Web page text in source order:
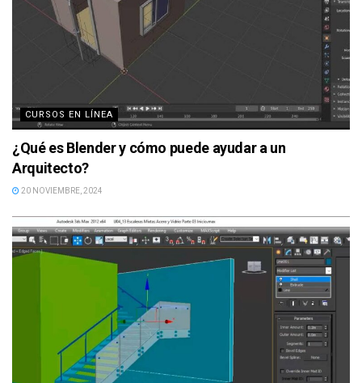
CURSOS EN LÍNEA
¿Qué es Blender y cómo puede ayudar a un
Arquitecto?
20 NOVIEMBRE, 2024